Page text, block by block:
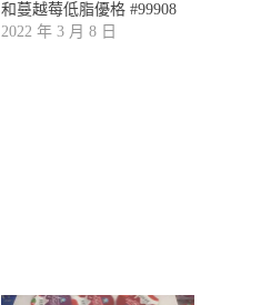
和蔓越莓低脂優格 #99908
2022 年 3 月 8 日